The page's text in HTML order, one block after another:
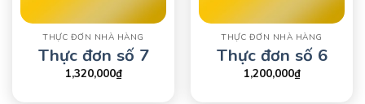
THỰC ĐƠN NHÀ HÀNG
Thực đơn số 7
1,320,000₫
THỰC ĐƠN NHÀ HÀNG
Thực đơn số 6
1,200,000₫